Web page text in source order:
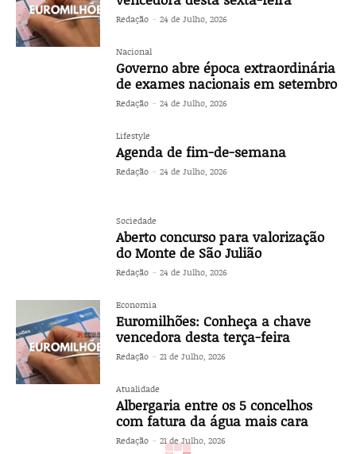
Redação - 24 de Julho, 2026
Nacional
Governo abre época extraordinária
de exames nacionais em setembro
Redação - 24 de Julho, 2026
Lifestyle
Agenda de fim-de-semana
Redação - 24 de Julho, 2026
Sociedade
Aberto concurso para valorização
do Monte de São Julião
Redação - 24 de Julho, 2026
Economia
Euromilhões: Conheça a chave
vencedora desta terça-feira
Redação - 21 de Julho, 2026
Atualidade
Albergaria entre os 5 concelhos
com fatura da água mais cara
Redação - 21 de Julho, 2026